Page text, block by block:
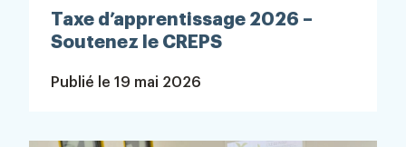
Taxe d’apprentissage 2026 –
Soutenez le CREPS
Publié le 19 mai 2026